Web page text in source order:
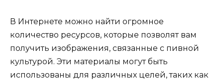
В Интернете можно найти огромное
количество ресурсов, которые позволят вам
получить изображения, связанные с пивной
культурой. Эти материалы могут быть
использованы для различных целей, таких как